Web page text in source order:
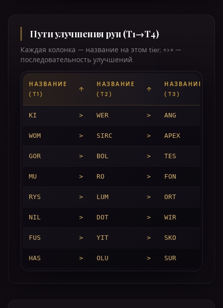
Пути улучшения рун (T1→T4)
Каждая колонка — название на этом tier; «>» —
последовательность улучшений.
НАЗВАНИЕ
(T1)
↑
НАЗВАНИЕ
(T2)
↑
НАЗВАНИЕ
(T3)
KI > WER > ANG
WOM > SIRC > APEX
GOR > BOL > TES
MU > RO > FON
RYS > LUM > ORT
NIL > DOT > WIR
FUS > YIT > SKO
HAS > OLU > SUR